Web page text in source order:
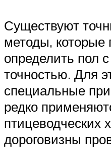
Существуют
методы, которые
определить пол
точностью. Для
специальные
редко
птицеводческих
дороговизны